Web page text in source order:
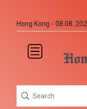
Hong Kong - 08.08.